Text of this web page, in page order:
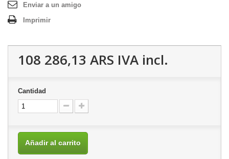
Enviar a un amigo
Imprimir
108 286,13 ARS IVA incl.
Cantidad
Añadir al carrito